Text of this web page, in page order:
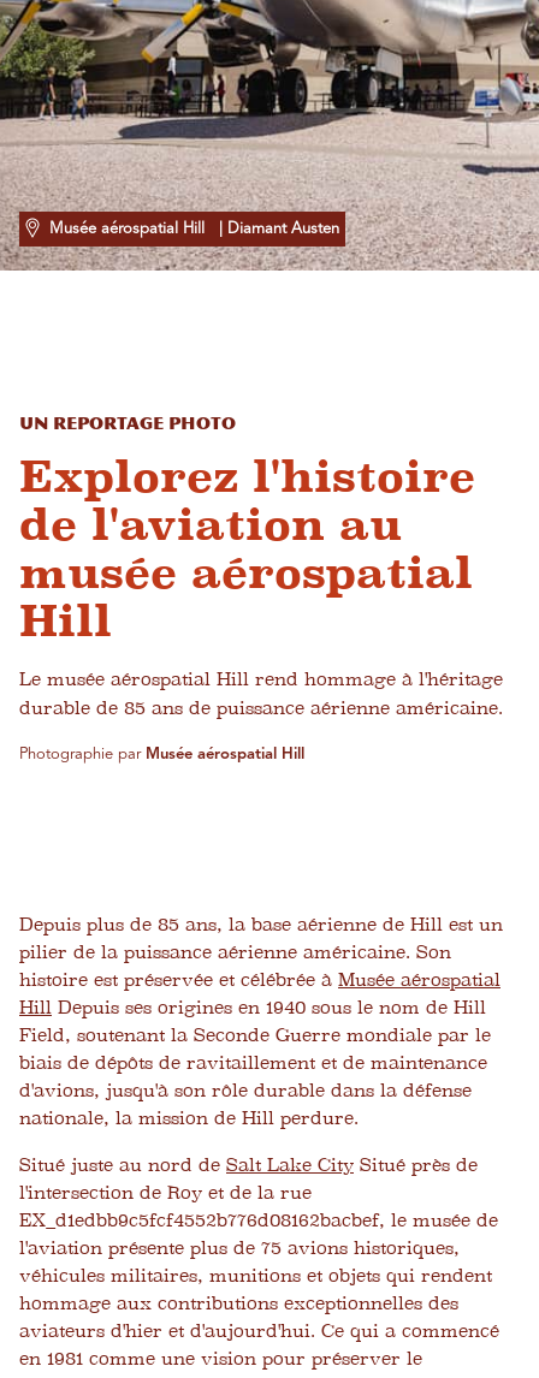
Musée aérospatial Hill | Diamant Austen
Un reportage photo
Explorez l'histoire
de l'aviation au
musée aérospatial
Hill
Le musée aérospatial Hill rend hommage à l'héritage
durable de 85 ans de puissance aérienne américaine.
Photographie par Musée aérospatial Hill
Depuis plus de 85 ans, la base aérienne de Hill est un
pilier de la puissance aérienne américaine. Son
histoire est préservée et célébrée à Musée aérospatial
Hill Depuis ses origines en 1940 sous le nom de Hill
Field, soutenant la Seconde Guerre mondiale par le
biais de dépôts de ravitaillement et de maintenance
d'avions, jusqu'à son rôle durable dans la défense
nationale, la mission de Hill perdure.
Situé juste au nord de Salt Lake City Situé près de
l'intersection de Roy et de la rue
EX_d1edbb9c5fcf4552b776d08162bacbef, le musée de
l'aviation présente plus de 75 avions historiques,
véhicules militaires, munitions et objets qui rendent
hommage aux contributions exceptionnelles des
aviateurs d'hier et d'aujourd'hui. Ce qui a commencé
en 1981 comme une vision pour préserver le